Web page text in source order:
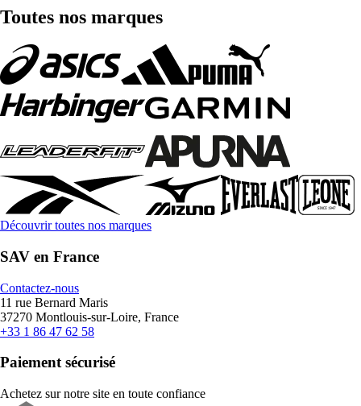
Toutes nos marques
Découvrir toutes nos marques
SAV en France
Contactez-nous
11 rue Bernard Maris
37270 Montlouis-sur-Loire, France
+33 1 86 47 62 58
Paiement sécurisé
Achetez sur notre site en toute confiance